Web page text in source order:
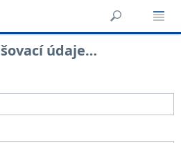
údaje…